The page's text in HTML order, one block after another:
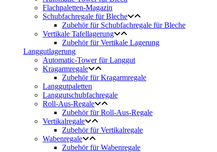
Flachpaletten-Magazin
Schubfachregale für Bleche
Zubehör für Schubfachregale für Bleche
Vertikale Tafellagerung
Zubehör für Vertikale Lagerung
Langgutlagerung
Automatic-Tower für Langgut
Kragarmregale
Zubehör für Kragarmregale
Langgutpaletten
Langgutschubfachregale
Roll-Aus-Regale
Zubehör für Roll-Aus-Regale
Vertikalregale
Zubehör für Vertikalregale
Wabenregale
Zubehör für Wabenregale